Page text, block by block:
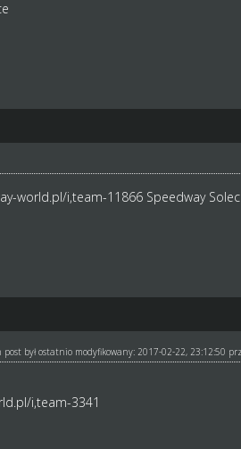
world.pl/i,team-11866Speedway
post był ostatnio modyfikowany: 2017-02-22, 23:12:50
i,team-3341